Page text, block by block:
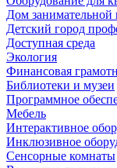
Дом занимательной
Детский город
Доступная среда
Экология
Финансовая
Библиотеки и музеи
Программное
Мебель
Интерактивное
Инклюзивное
Cенсорные комнаты